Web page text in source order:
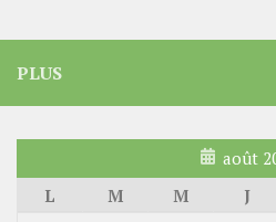
PLUS
août
L
M M J